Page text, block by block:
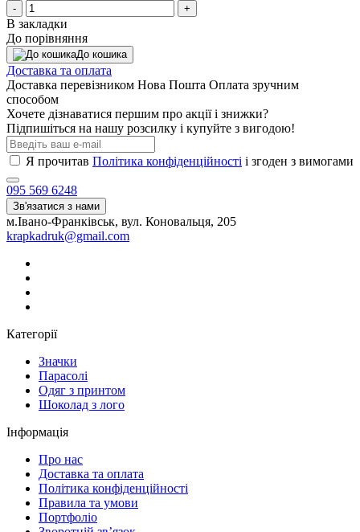
- +
В закладки
До порівняння
До кошика
Доставка та оплата
Доставка перевізником Нова Пошта Оплата зручним
способом
Хочете дізнаватися першим про акції і знижки?
Підпишіться на нашу розсилку і купуйте з вигодою!
Я прочитав Політика конфіденційності і згоден з вимогами
095 569 6248
Зв'язатися з нами
м.Івано-Франківськ, вул. Коновальця, 205
krapkadruk@gmail.com
Категорії
Значки
Парасолі
Одяг з принтом
Шоколад з лого
Інформація
Про нас
Доставка та оплата
Політика конфіденційності
Правила та умови
Портфоліо